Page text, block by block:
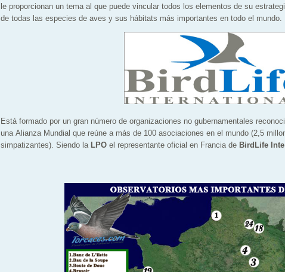
le proporcionan un tema al que puede vincular todos los elementos de su
de todas las especies de aves y sus hábitats más importantes en todo el mundo.
Está formado por un gran número de organizaciones no gubernamentales
una Alianza Mundial que reúne a más de 100 asociaciones en el mundo (2,5
simpatizantes). Siendo la LPOel representante oficial en Francia de BirdLife